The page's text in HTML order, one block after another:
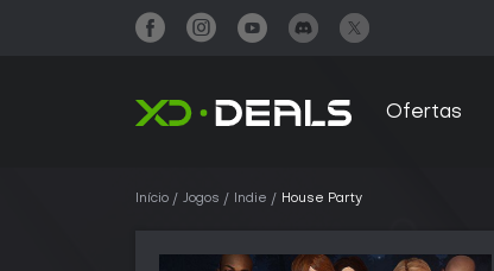
Ofertas
Início Jogos Indie House Party